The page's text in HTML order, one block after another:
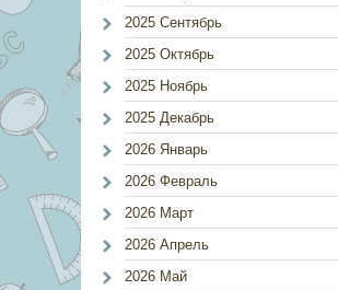
2025 Сентябрь
2025 Октябрь
2025 Ноябрь
2025 Декабрь
2026 Январь
2026 Февраль
2026 Март
2026 Апрель
2026 Май